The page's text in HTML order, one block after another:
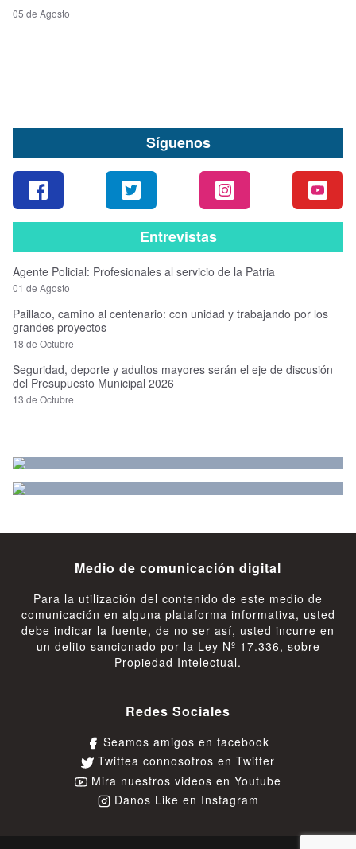
05 de Agosto
Síguenos
Entrevistas
Agente Policial: Profesionales al servicio de la Patria
01 de Agosto
Paillaco, camino al centenario: con unidad y trabajando por los
grandes proyectos
18 de Octubre
Seguridad, deporte y adultos mayores serán el eje de discusión
del Presupuesto Municipal 2026
13 de Octubre
Medio de comunicación digital
Para la utilización del contenido de este medio de
comunicación en alguna plataforma informativa, usted
debe indicar la fuente, de no ser así, usted incurre en
un delito sancionado por la Ley Nº 17.336, sobre
Propiedad Intelectual.
Redes Sociales
Seamos amigos en facebook
Twittea connosotros en Twitter
Mira nuestros videos en Youtube
Danos Like en Instagram